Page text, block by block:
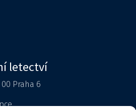
letectví
00 Praha 6